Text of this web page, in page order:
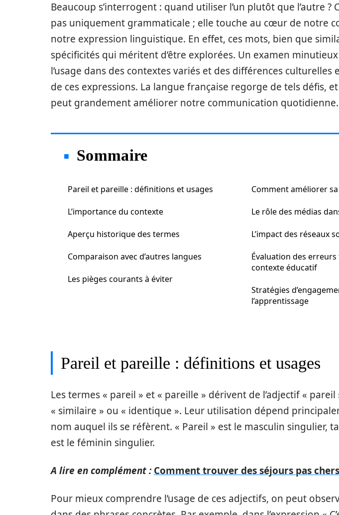
Beaucoup s’interrogent : quand utiliser l’un plutôt que l’autre ?
pas uniquement grammaticale ; elle touche au cœur de notre
notre expression linguistique. En effet, ces mots, bien que
spécificités qui méritent d’être explorées. Un examen
l’usage dans des contextes variés et des différences
de ces expressions. La langue française regorge de tels défis,
peut grandement améliorer notre communication quotidienne.
Sommaire
Pareil et pareille : définitions et usages
L’importance du contexte
Aperçu historique des termes
Comparaison avec d’autres langues
Les pièges courants à éviter
Comment améliorer
Le rôle des médias
L’impact des réseaux
Évaluation des
contexte éducatif
Stratégies
l’apprentissage
Pareil et pareille : définitions et usages
Les termes « pareil » et « pareille » dérivent de l’adjectif «
« similaire » ou « identique ». Leur utilisation dépend
nom auquel ils se réfèrent. « Pareil » est le masculin singulier,
est le féminin singulier.
A lire en complément : Comment trouver des séjours pas
Pour mieux comprendre l’usage de ces adjectifs, on peut